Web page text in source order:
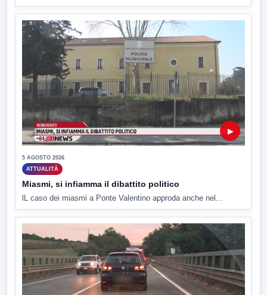
▶
5 AGOSTO 2026
ATTUALITÀ
Miasmi, si infiamma il dibattito politico
lL caso dei miasmi a Ponte Valentino approda anche nel...